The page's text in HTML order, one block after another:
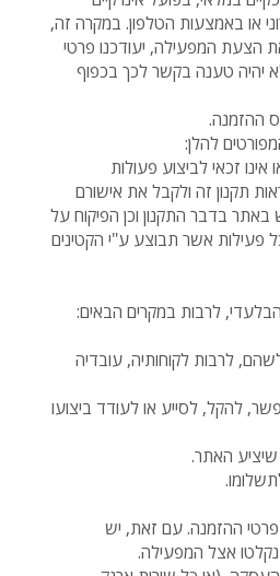
או באמצעות הטלפון. במקרה זה,
הצעת המפעילה, יעודכנו פרטי
יהיה טענה בקשר לכך בכפוף
ההזמנה.
להלן:
לבצע פעולות משפטיות מחייבות. במידה שהמזמין הינו קטין (מתחת לגיל 18) ו/או אינו זכאי לביצוע פעולות
תקנון זה ולקבל את אישורם
בדבר התקנון וכן הפיקוח על
פעילות אשר תבוצע ע"י הקטינים
לרבות במקרים הבאים:
לרבות לקוחותיה, עובדיה
להקל, לסייע או לעודד ביצועו
שיציע האתר.
ההזמנה. עם זאת, יש
אצל המפעילה.